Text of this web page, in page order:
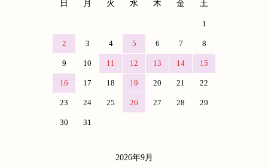
日 月 火 水 木 金 土
1
2 3 4 5 6 7 8
9 10 11 12 13 14 15
16 17 18 19 20 21 22
23 24 25 26 27 28 29
30 31
2026年9月